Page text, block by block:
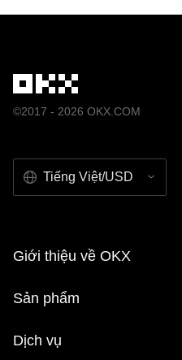
©2017 - 2026 OKX.COM
Tiếng Việt/USD
Giới thiệu về OKX
Sản phẩm
Dịch vụ